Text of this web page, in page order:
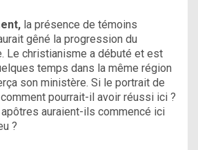
la présence de témoins
gêné la progression du
Le christianisme a débuté et est
temps dans la même région
son ministère. Si le portrait de
pourrait-il avoir réussi ici ?
auraient-ils commencé ici
?